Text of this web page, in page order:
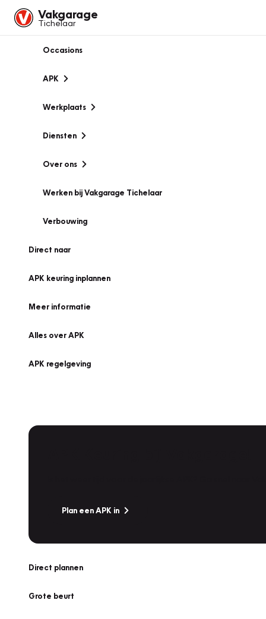
Vakgarage
Tichelaar
Occasions
APK
Werkplaats
Diensten
Over ons
Werken bij Vakgarage Tichelaar
Verbouwing
Direct naar
APK keuring inplannen
Meer informatie
Alles over APK
APK regelgeving
Plan een APK in
Direct plannen
Grote beurt